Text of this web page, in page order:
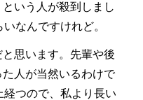
という人が殺到しまし
なんですけれど。
思います。先輩や後
人が当然いるわけで
つので、私より長い